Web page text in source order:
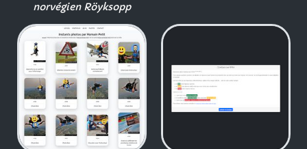
norvégien Röyksopp